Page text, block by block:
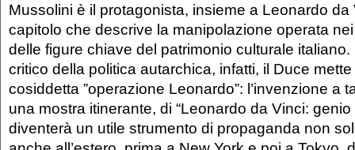
Mussolini è il protagonista, insieme a Leonardo da
capitolo che descrive la manipolazione operata
delle figure chiave del patrimonio culturale
critico della politica autarchica, infatti, il Duce
cosiddetta ”operazione Leonardo”: l’invenzione a
una mostra itinerante, di “Leonardo da Vinci: genio
diventerà un utile strumento di propaganda non